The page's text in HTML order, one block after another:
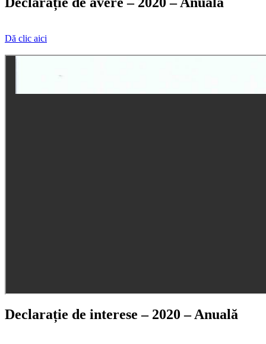
Dă clic aici
Declarație de interese – 2020 – Anuală